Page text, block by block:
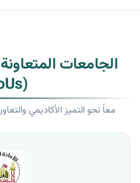
الجامعات
(MoUs)
معاً نحو التميز الأكاديمي